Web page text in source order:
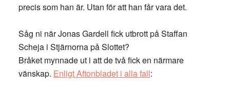
precis som han är. Utan för att han får vara det.
Såg ni när Jonas Gardell fick utbrott på Staffan
Scheja i Stjärnorna på Slottet?
Bråket mynnade ut i att de två fick en närmare
vänskap. Enligt Aftonbladet i alla fall: